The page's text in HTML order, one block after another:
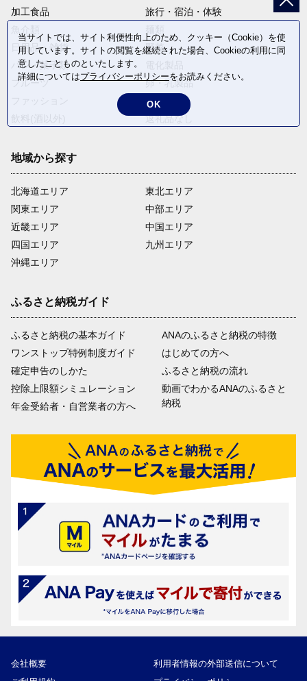
加工食品
旅行・宿泊・体験
日用品・雑貨
野菜
パン・菓子類
フルーツ
卵・乳製品
米・穀物
返礼品なし
地域から探す
北海道エリア
関東エリア
近畿エリア
四国エリア
沖縄エリア
東北エリア
中部エリア
中国エリア
九州エリア
ふるさと納税ガイド
ふるさと納税の基本ガイド
ワンストップ特例制度ガイド
確定申告のしかた
控除上限額シミュレーション
年金受給者・自営業者の方へ
ANAのふるさと納税の特徴
はじめての方へ
ふるさと納税の流れ
動画でわかるANAのふるさと
納税
会社概要
利用者情報の外部送信について
当サイトでは、サイト利便性向上のため、クッキー（Cookie）を使
用しています。サイトの閲覧を継続された場合、Cookieの利用に同
意したことものといたします。
詳細についてはプライバシーポリシーをお読みください。
OK